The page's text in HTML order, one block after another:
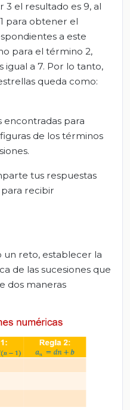
3 el resultado es 9, al
para obtener el
a este
para el término 2,
igual a 7. Por lo tanto,
queda como:
encontradas para
de los términos
tus respuestas
recibir
un reto, establecer la
de las sucesiones que
dos maneras